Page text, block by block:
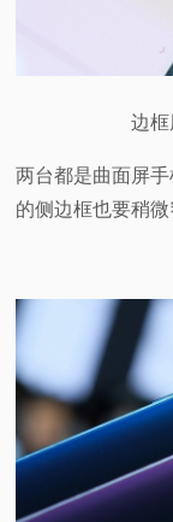
边框
两台都是曲面屏
的侧边框也要稍微